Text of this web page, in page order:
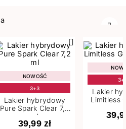
NOWOŚĆ
3+3
Lakier hybrydowy
Pure Spark Clear 7,2
ml
39,99 zł
Lakier
Limitless